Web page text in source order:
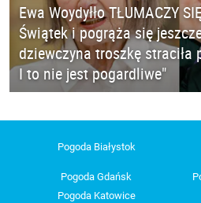
Ewa Woydyłło TŁUMACZY
Świątek i pogrąża się
dziewczyna troszkę straciła
I to nie jest pogardliwe"
Pogoda Białystok
Pogoda Gdańsk
Pogoda Katowice